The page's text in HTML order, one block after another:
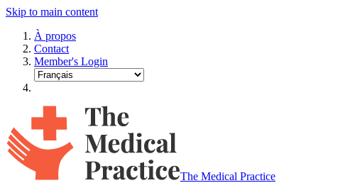
Skip to main content
À propos
Contact
Member's Login
The Medical Practice